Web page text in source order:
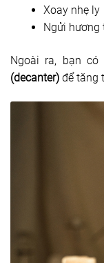
Xoay nhẹ ly
Ngửi hương
Ngoài ra, bạn
(decanter) để tăng